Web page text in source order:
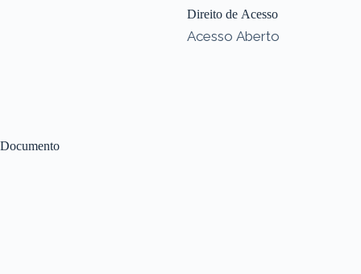
Documento
Direito de Acesso
Acesso Aberto